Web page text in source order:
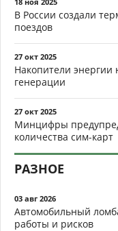
В России создали
поездов
27 окт 2025
Накопители энергии
генерации
27 окт 2025
Минцифры
количества сим-карт
РАЗНОЕ
03 авг 2026
Автомобильный
работы и рисков